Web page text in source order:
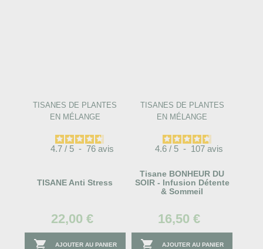
TISANES DE PLANTES
EN MÉLANGE
4.7 / 5 - 76 avis
TISANE Anti Stress
22,00 €
 AJOUTER AU PANIER
TISANES DE PLANTES
EN MÉLANGE
4.6 / 5 - 107 avis
Tisane BONHEUR DU
SOIR - Infusion Détente
& Sommeil
16,50 €
 AJOUTER AU PANIER